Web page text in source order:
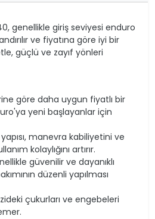
genellikle giriş seviyesi enduro
ve fiyatına göre iyi bir
güçlü ve zayıf yönleri
göre daha uygun fiyatlı bir
yeni başlayanlar için
manevra kabiliyetini ve
kolaylığını artırır.
güvenilir ve dayanıklı
düzenli yapılması
çukurları ve engebeleri